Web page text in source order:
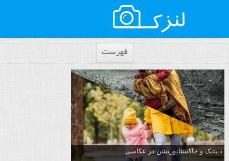
فهرست
دیپتیک و جاکستا‌پوزیشن در عکاسی